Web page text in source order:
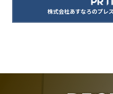
株式会社あすなろのプレ